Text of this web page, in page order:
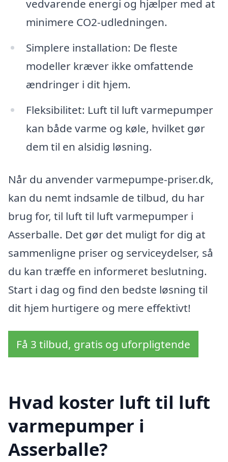
vedvarende energi og hjælper med at
minimere CO2-udledningen.
Simplere installation: De fleste
modeller kræver ikke omfattende
ændringer i dit hjem.
Fleksibilitet: Luft til luft varmepumper
kan både varme og køle, hvilket gør
dem til en alsidig løsning.
Når du anvender varmepumpe-priser.dk,
kan du nemt indsamle de tilbud, du har
brug for, til luft til luft varmepumper i
Asserballe. Det gør det muligt for dig at
sammenligne priser og serviceydelser, så
du kan træffe en informeret beslutning.
Start i dag og find den bedste løsning til
dit hjem hurtigere og mere effektivt!
Få 3 tilbud, gratis og uforpligtende
Hvad koster luft til luft
varmepumper i
Asserballe?